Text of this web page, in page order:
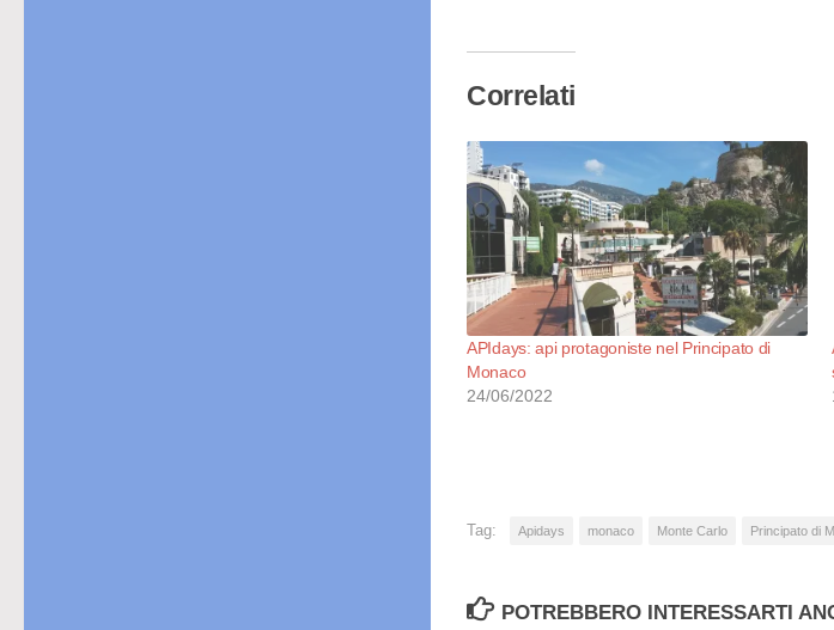
Correlati
APIdays: api protagoniste nel Principato di
Monaco
24/06/2022
Tag: Apidays monaco Monte Carlo Principato di
POTREBBERO INTERESSARTI